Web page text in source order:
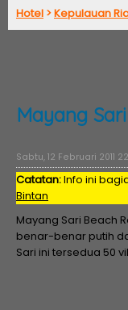
Hotel >Kepulauan
Mayang
Sabtu, 12 Februari 2011
Catatan:Info ini
Bintan
Mayang Sari Beach
benar-benar putih
Sari ini tersedua 50